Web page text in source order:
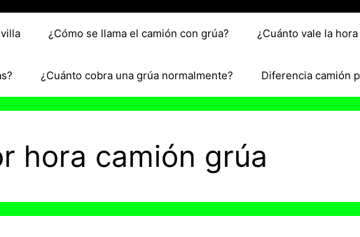
¿Cómo se llama el camión con grúa? ¿Cuánto vale la
¿Cuánto cobra una grúa normalmente? Diferencia camión
hora camión grúa